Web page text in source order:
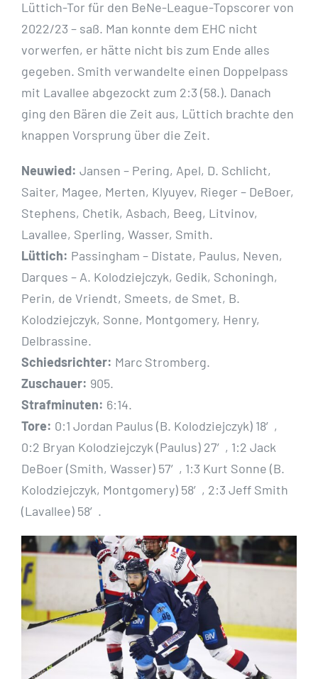
Lüttich-Tor für den BeNe-League-Topscorer von
2022/23 – saß. Man konnte dem EHC nicht
vorwerfen, er hätte nicht bis zum Ende alles
gegeben. Smith verwandelte einen Doppelpass
mit Lavallee abgezockt zum 2:3 (58.). Danach
ging den Bären die Zeit aus, Lüttich brachte den
knappen Vorsprung über die Zeit.
Neuwied: Jansen – Pering, Apel, D. Schlicht,
Saiter, Magee, Merten, Klyuyev, Rieger – DeBoer,
Stephens, Chetik, Asbach, Beeg, Litvinov,
Lavallee, Sperling, Wasser, Smith.
Lüttich: Passingham – Distate, Paulus, Neven,
Darques – A. Kolodziejczyk, Gedik, Schoningh,
Perin, de Vriendt, Smeets, de Smet, B.
Kolodziejczyk, Sonne, Montgomery, Henry,
Delbrassine.
Schiedsrichter: Marc Stromberg.
Zuschauer: 905.
Strafminuten: 6:14.
Tore: 0:1 Jordan Paulus (B. Kolodziejczyk) 18′,
0:2 Bryan Kolodziejczyk (Paulus) 27′, 1:2 Jack
DeBoer (Smith, Wasser) 57′, 1:3 Kurt Sonne (B.
Kolodziejczyk, Montgomery) 58′, 2:3 Jeff Smith
(Lavallee) 58′.